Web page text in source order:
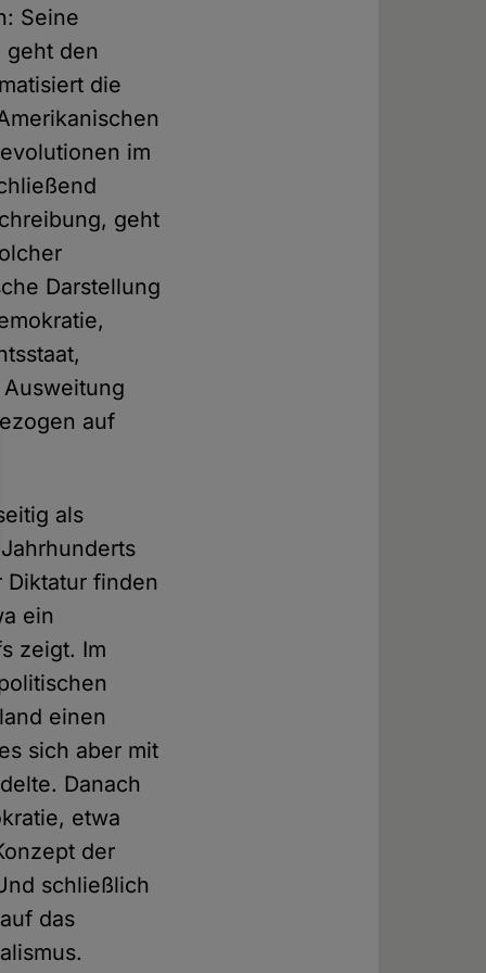
Seine
geht den
die
im
geht
Darstellung
auf
als
Diktatur finden
ein
zeigt. Im
einen
sich aber mit
Danach
etwa
der
schließlich
das